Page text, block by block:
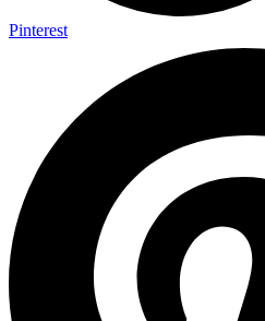
Pinterest